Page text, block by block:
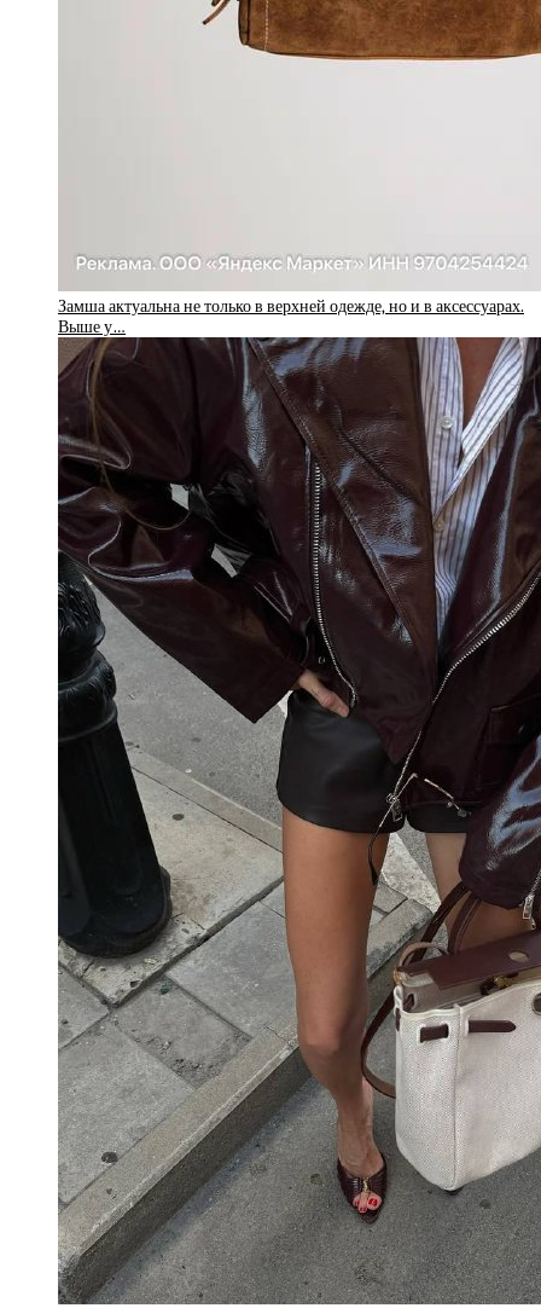
Замша актуальна не только в верхней одежде, но и в аксессуарах.
Выше у…